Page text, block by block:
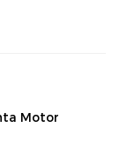
Motor